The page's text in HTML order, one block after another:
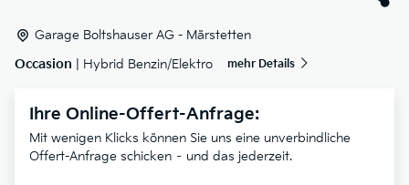
Garage Boltshauser AG - Märstetten
Occasion | Hybrid Benzin/Elektro mehr Details
Ihre Online-Offert-Anfrage:
Mit wenigen Klicks können Sie uns eine unverbindliche
Offert-Anfrage schicken – und das jederzeit.